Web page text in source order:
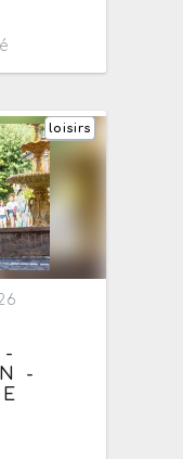
loisirs
-
-